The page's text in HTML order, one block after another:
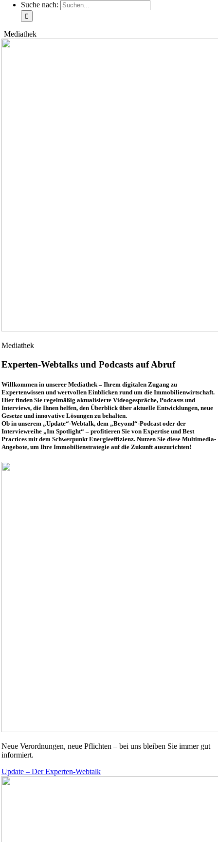
Suche nach:
Mediathek
Mediathek
Experten-Webtalks und Podcasts auf Abruf
Willkommen in unserer Mediathek – Ihrem digitalen Zugang zu
Expertenwissen und wertvollen Einblicken rund um die Immobilienwirtschaft.
Hier finden Sie regelmäßig aktualisierte Videogespräche, Podcasts und
Interviews, die Ihnen helfen, den Überblick über aktuelle Entwicklungen, neue
Gesetze und innovative Lösungen zu behalten.
Ob in unserem „Update“-Webtalk, dem „Beyond“-Podcast oder der
Interviewreihe „Im Spotlight“ – profitieren Sie von Expertise und Best
Practices mit dem Schwerpunkt Energieeffizienz. Nutzen Sie diese Multimedia-
Angebote, um Ihre Immobilienstrategie auf die Zukunft auszurichten!
Neue Verordnungen, neue Pflichten – bei uns bleiben Sie immer gut
informiert.
Update – Der Experten-Webtalk